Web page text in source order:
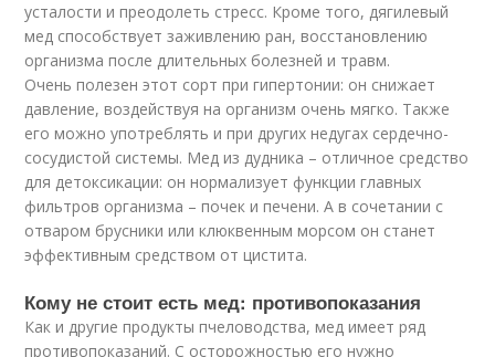
усталости и преодолеть стресс. Кроме того, дягилевый
мед способствует заживлению ран, восстановлению
организма после длительных болезней и травм.
Очень полезен этот сорт при гипертонии: он снижает
давление, воздействуя на организм очень мягко. Также
его можно употреблять и при других недугах сердечно-
сосудистой системы. Мед из дудника – отличное средство
для детоксикации: он нормализует функции главных
фильтров организма – почек и печени. А в сочетании с
отваром брусники или клюквенным морсом он станет
эффективным средством от цистита.
Кому не стоит есть мед: противопоказания
Как и другие продукты пчеловодства, мед имеет ряд
противопоказаний. С осторожностью его нужно